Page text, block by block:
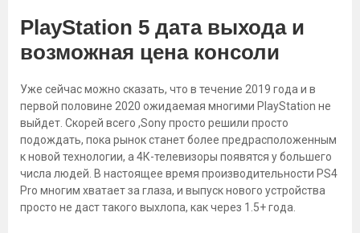
PlayStation 5 дата выхода и
возможная цена консоли
Уже сейчас можно сказать, что в течение 2019 года и в
первой половине 2020 ожидаемая многими PlayStation не
выйдет. Скорей всего ,Sony просто решили просто
подождать, пока рынок станет более предрасположенным
к новой технологии, а 4К-телевизоры появятся у большего
числа людей. В настоящее время производительности PS4
Pro многим хватает за глаза, и выпуск нового устройства
просто не даст такого выхлопа, как через 1.5+ года.